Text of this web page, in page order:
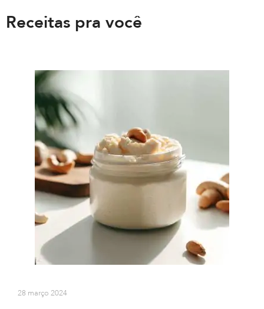
Receitas pra você
28 março 2024